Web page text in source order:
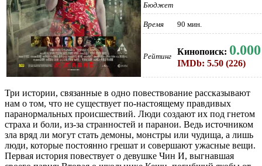
Бюджет
Время 90 мин.
Рейтинг Кинопоиск: 0.000
IMDb: 5.50 (226)
Три истории, связанные в одно повествование рассказывают
нам о том, что не существует по-настоящему правдивых
паранормальных происшествий. Люди создают их под гнетом
страха и боли, из-за странностей и паранои. Ведь источником
зла вряд ли могут стать демоны, монстры или чудища, а лишь
люди, которые постоянно грешат и совершают ужасные вещи.
Первая история повествует о девушке Чин И, выгнавшая